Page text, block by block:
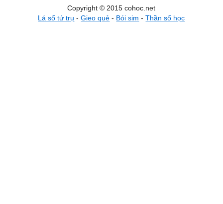
Copyright © 2015 cohoc.net
Lá số tứ trụ -Gieo quẻ - Bói sim -Thần số học